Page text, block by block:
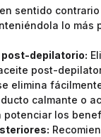
sentido
lo más
depilatorio:
post-
elimina
calmante o
potenciar los